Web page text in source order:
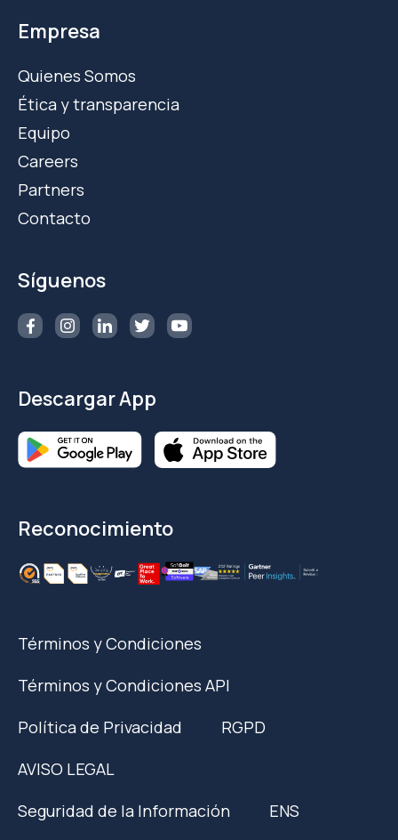
Empresa
Quienes Somos
Ética y transparencia
Equipo
Careers
Partners
Contacto
Síguenos
Descargar App
Reconocimiento
Términos y Condiciones
Términos y Condiciones API
Política de Privacidad
RGPD
AVISO LEGAL
Seguridad de la Información
ENS